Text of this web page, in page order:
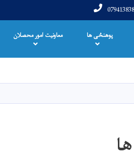
content
پوهنځی ها معاونیت امور محصلان